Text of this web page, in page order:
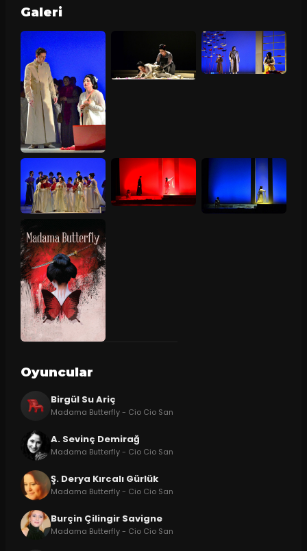
Galeri
Oyuncular
Birgül Su Ariç
Madama Butterfly - Cio Cio San
A. Sevinç Demirağ
Madama Butterfly - Cio Cio San
Ş. Derya Kırcalı Gürlük
Madama Butterfly - Cio Cio San
Burçin Çilingir Savigne
Madama Butterfly - Cio Cio San